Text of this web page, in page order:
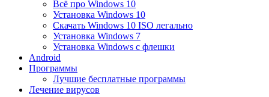
Всё про Windows 10
Установка Windows 10
Скачать Windows 10 ISO легально
Установка Windows 7
Установка Windows с флешки
Android
Программы
Лучшие бесплатные программы
Лечение вирусов